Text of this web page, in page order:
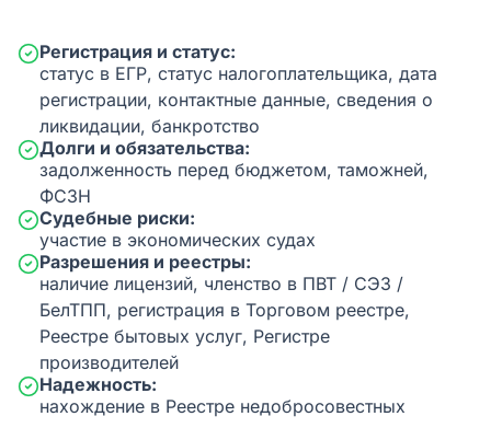
Регистрация и статус:
статус в ЕГР, статус налогоплательщика, дата
регистрации, контактные данные, сведения о
ликвидации, банкротство
Долги и обязательства:
задолженность перед бюджетом, таможней,
ФСЗН
Судебные риски:
участие в экономических судах
Разрешения и реестры:
наличие лицензий, членство в ПВТ / СЭЗ /
БелТПП, регистрация в Торговом реестре,
Реестре бытовых услуг, Регистре
производителей
Надежность:
нахождение в Реестре недобросовестных